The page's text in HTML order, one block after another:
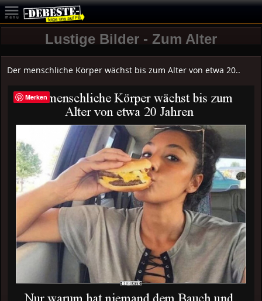
Lustige Bilder - Zum Alter
Der menschliche Körper wächst bis zum Alter von etwa 20..
Merken